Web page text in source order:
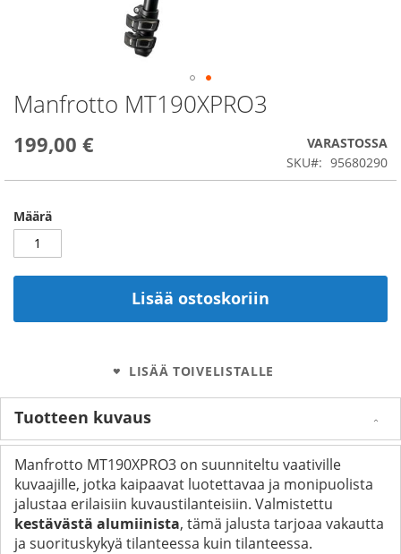
Manfrotto MT190XPRO3
199,00 €
VARASTOSSA
SKU
95680290
Määrä
Lisää ostoskoriin
LISÄÄ TOIVELISTALLE
Skip
to
beginning
the
gallery
Tuotteen kuvaus
Manfrotto MT190XPRO3 on suunniteltu vaativille
kuvaajille, jotka kaipaavat luotettavaa ja monipuolista
jalustaa erilaisiin kuvaustilanteisiin. Valmistettu
kestävästä alumiinista, tämä jalusta tarjoaa vakautta
ja suorituskykyä tilanteessa kuin tilanteessa.